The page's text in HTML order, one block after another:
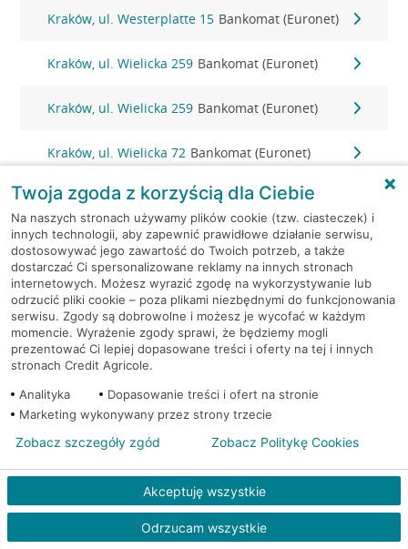
Kraków, ul. Westerplatte 15 Bankomat (Euronet)
Kraków, ul. Wielicka 259 Bankomat (Euronet)
Kraków, ul. Wielicka 259 Bankomat (Euronet)
Kraków, ul. Wielicka 72 Bankomat (Euronet)
Kraków, ul. Wielicka 72 Bankomat (Euronet)
Kraków, ul. Wielicka 72 Bankomat (Euronet)
Kraków, ul. Wielicka 79 Bankomat (Euronet)
Kraków, ul. Wiślna 6 Bankomat (Euronet)
Kraków, ul. Włoska 2
Kraków, ul. Wrocławska 43A Bankomat (Euronet)
Kraków, ul. Wysłouchów 1 Bankomat (Euronet)
Kraków, ul. Zakopiańska 105 Bankomat (Euronet)
Twoja zgoda z korzyścią dla Ciebie
Na naszych stronach używamy plików cookie (tzw. ciasteczek) i
innych technologii, aby zapewnić prawidłowe działanie serwisu,
dostosowywać jego zawartość do Twoich potrzeb, a także
dostarczać Ci spersonalizowane reklamy na innych stronach
internetowych. Możesz wyrazić zgodę na wykorzystywanie lub
odrzucić pliki cookie – poza plikami niezbędnymi do funkcjonowania
serwisu. Zgody są dobrowolne i możesz je wycofać w każdym
momencie. Wyrażenie zgody sprawi, że będziemy mogli
prezentować Ci lepiej dopasowane treści i oferty na tej i innych
stronach Credit Agricole.
Analityka
Dopasowanie treści i ofert na stronie
Marketing wykonywany przez strony trzecie
Akceptuję wszystkie
Odrzucam wszystkie
Zobacz szczegóły zgód Zobacz Politykę Cookies